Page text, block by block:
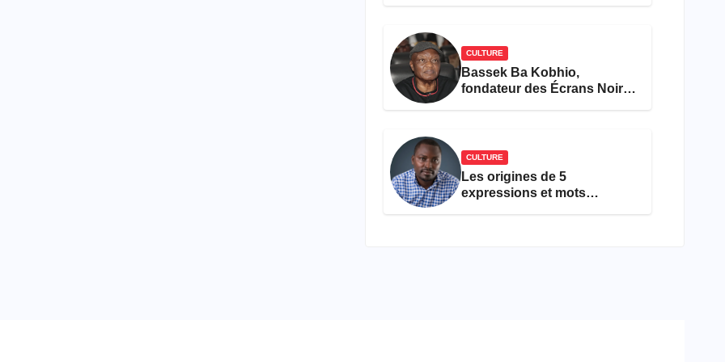
CULTURE
Bassek Ba Kobhio,
fondateur des Écrans Noirs,
CULTURE
Les origines de 5
expressions et mots